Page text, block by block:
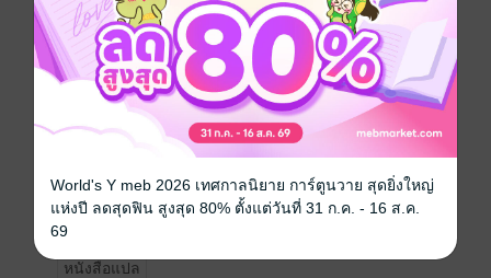
ชอบหัวร้อนจนเผลอทำนิสัยไม่น่ารัก
พอเย็นลงก็คิดได้ และมานั่งเสียใจภายหลัง
...ไม่ชอบตัวเองที่เป็นแบบนี้เลย...
หยุดบั่นทอนกายใจของทั้งตัวเองและคนอื่น
แล้วหันมาใช้เทคนิคง่าย ๆ ที่มีให้เลือกกว่า 100 ข้อ
แค่ทำตามนี้เราจะหายเป็นคนหัวร้อน
และกลายเป็นคนอารมณ์ดีได้ในทุก ๆ วัน
หนังสือแปล
World's Y meb 2026 เทศกาลนิยาย การ์ตูนวาย สุดยิ่งใหญ่
แห่งปี ลดสุดฟิน สูงสุด 80% ตั้งแต่วันที่ 31 ก.ค. - 16 ส.ค.
69